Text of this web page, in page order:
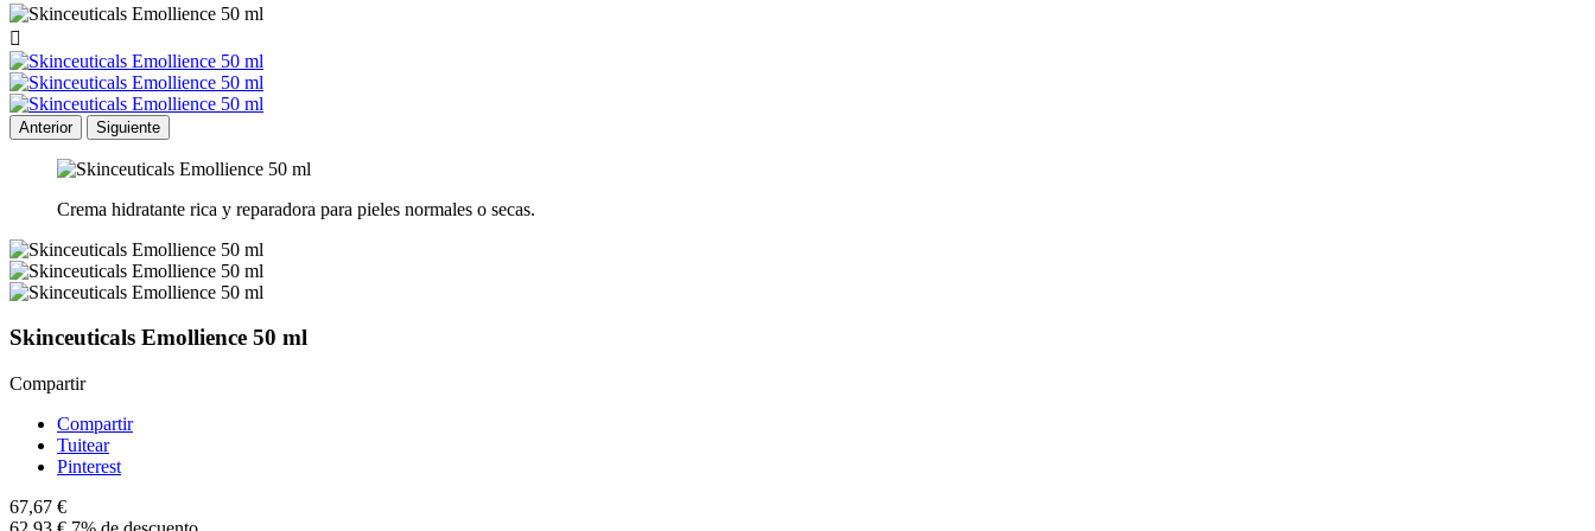

Anterior Siguiente
Crema hidratante rica y reparadora para pieles normales o secas.
Skinceuticals Emollience 50 ml
Compartir
Compartir
Tuitear
Pinterest
67,67 €